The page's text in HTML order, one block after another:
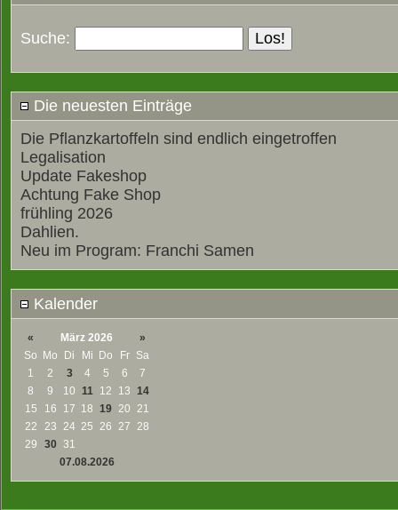
Suche:
Die neuesten Einträge
Die Pflanzkartoffeln sind endlich eingetroffen
Legalisation
Update Fakeshop
Achtung Fake Shop
frühling 2026
Dahlien.
Neu im Program: Franchi Samen
Kalender
« März 2026
»
So Mo Di Mi Do Fr
Sa
1
2 3 4 5 6
7
8
9 10 11 12 13 14
15
16 17 18 19 20 21
22
23 24 25 26 27 28
29
30 31
07.08.2026